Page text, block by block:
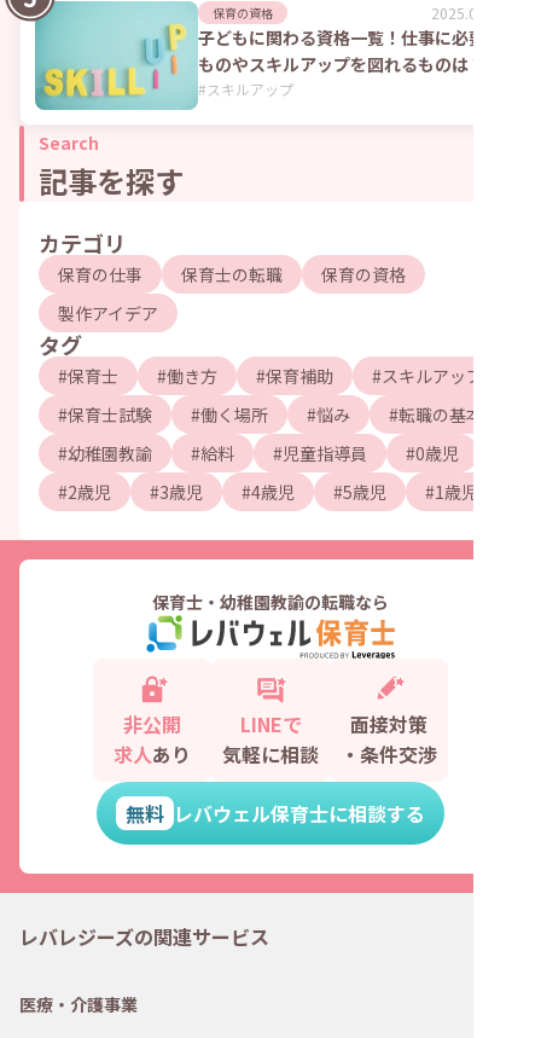
保育の資格 2025.06.02
子どもに関わる資格一覧！仕事に必要な
ものやスキルアップを図れるものは？
#スキルアップ
Search
記事を探す
カテゴリ
保育の仕事 保育士の転職
保育の資格
製作アイデア
タグ
#保育士 #働き方 #保育補助 #スキルアップ
#保育士試験 #働く場所 #悩み #転職の基本
#幼稚園教諭 #給料 #児童指導員 #0歳児
#2歳児 #3歳児 #4歳児 #5歳児 #1歳児
保育士・幼稚園教諭の転職なら
非公開
求人あり
LINEで
気軽に相談
面接対策
・条件交渉
無料 レバウェル保育士に相談する
レバレジーズの関連サービス
医療・介護事業